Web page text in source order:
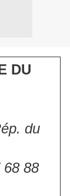
DU
du
88